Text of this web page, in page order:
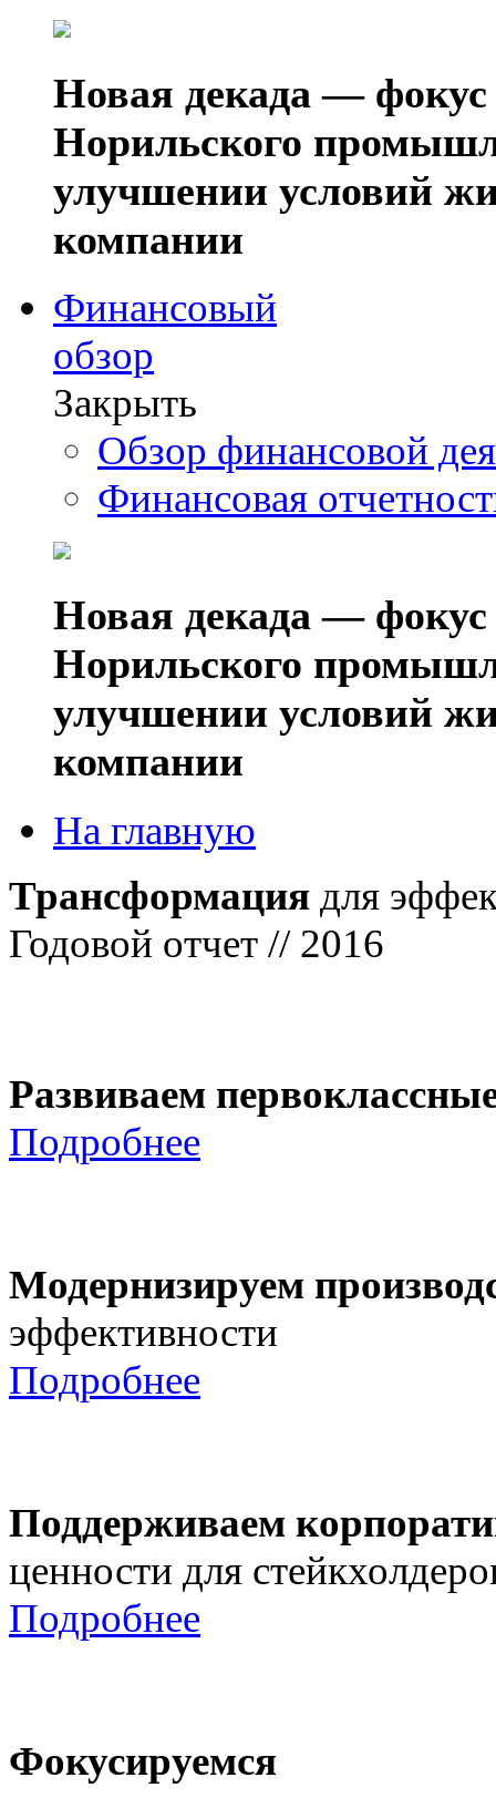
Новая декада — фокус
Норильского
улучшении условий
компании
Финансовый
обзор
Закрыть
Обзор финансовой
Финансовая
Новая декада — фокус
Норильского
улучшении условий
компании
На главную
Трансформация для
Годовой отчет // 2016
Развиваем
Подробнее
Модернизируем
эффективности
Подробнее
Поддерживаем
ценности для
Подробнее
Фокусируемся